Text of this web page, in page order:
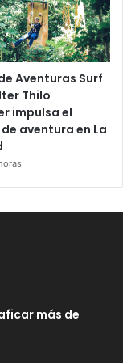
Aventuras Surf
Thilo
impulsa el
aventura en La
más de